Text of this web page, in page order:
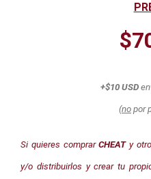
+$10 USD
(no por
Si quieres comprarCHEATy
y/o distribuirlos y crear tu